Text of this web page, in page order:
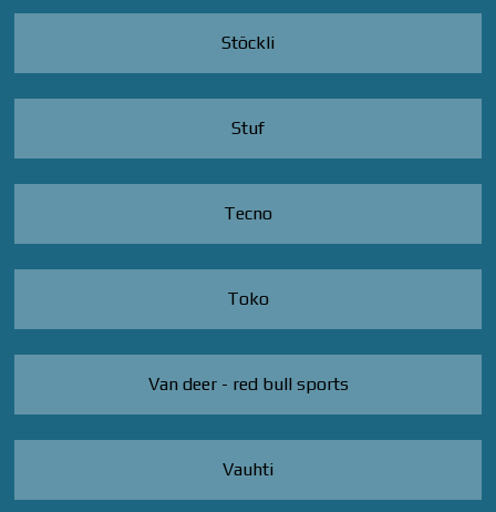
Stöckli
Stuf
Tecno
Toko
Van deer - red bull sports
Vauhti